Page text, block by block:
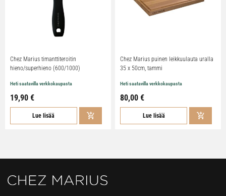
Chez Marius timanttiteroitin
hieno/superhieno (600/1000)
Heti saatavilla verkkokaupasta
19,90 €
Lue lisää
Chez Marius puinen leikkuulauta uralla
35 x 50cm, tammi
Heti saatavilla verkkokaupasta
80,00 €
Lue lisää